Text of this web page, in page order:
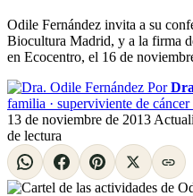
Odile Fernández invita a su
Biocultura Madrid, y a la firma
en Ecocentro, el 16 de
Por
familia · superviviente de
13 de noviembre de 2013
de lectura